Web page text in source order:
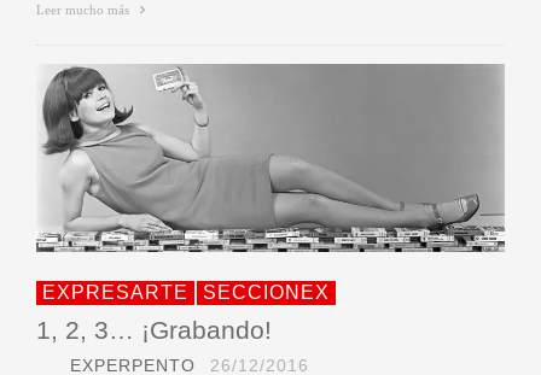
Leer mucho más
EXPRESARTE SECCIONEX
1, 2, 3… ¡Grabando!
EXPERPENTO 26/12/2016